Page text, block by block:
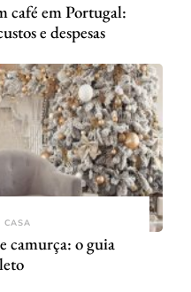
café em Portugal:
e despesas
CASA
camurça: o guia